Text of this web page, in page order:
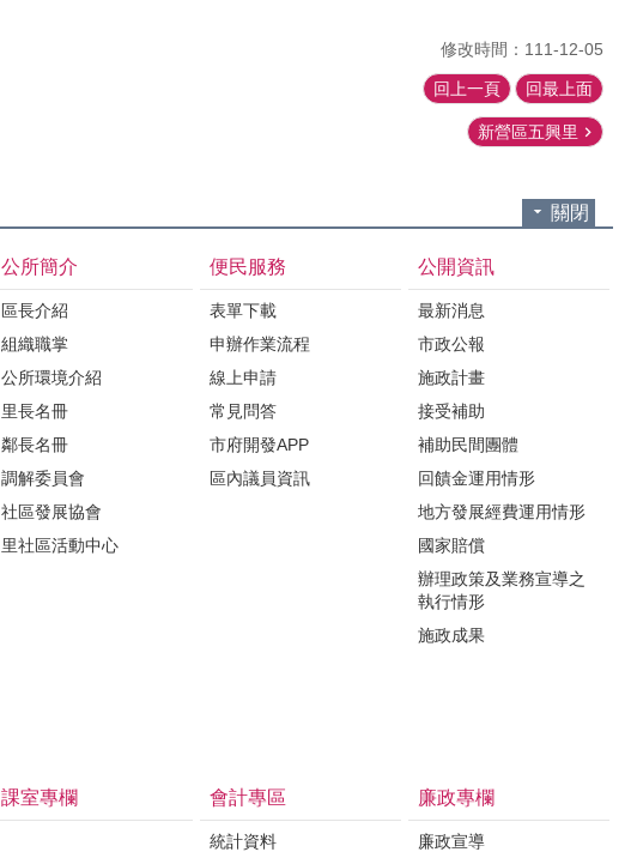
修改時間：111-12-05
回上一頁 回最上面
新營區五興里
關閉
公所簡介
區長介紹
組織職掌
公所環境介紹
里長名冊
鄰長名冊
調解委員會
社區發展協會
里社區活動中心
便民服務
表單下載
申辦作業流程
線上申請
常見問答
市府開發APP
區內議員資訊
公開資訊
最新消息
市政公報
施政計畫
接受補助
補助民間團體
回饋金運用情形
地方發展經費運用情形
國家賠償
辦理政策及業務宣導之
執行情形
施政成果
課室專欄 會計專區
統計資料
廉政專欄
廉政宣導